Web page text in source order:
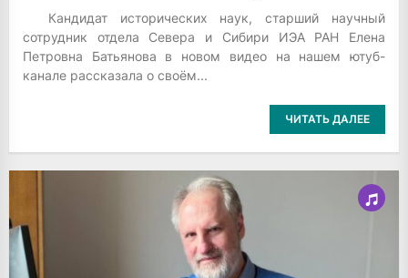
Кандидат исторических наук, старший научный
сотрудник отдела Севера и Сибири ИЭА РАН Елена
Петровна Батьянова в новом видео на нашем ютуб-
канале рассказала о своём...
ЧИТАТЬ ДАЛЕЕ